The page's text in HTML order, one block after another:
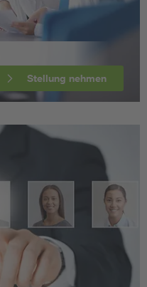
Stellung nehmen